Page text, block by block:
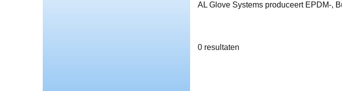
AL Glove Systems produceert EPDM-,
0 resultaten